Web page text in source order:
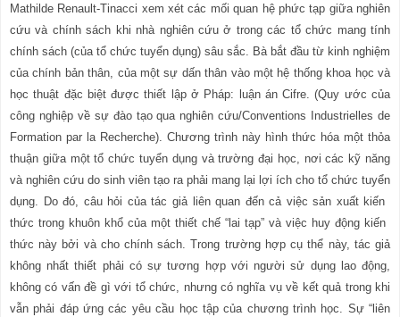
Mathilde Renault-Tinacci xem xét các mối quan hệ phức tạp giữa nghiên
cứu và chính sách khi nhà nghiên cứu ở trong các tổ chức mang tính
chính sách (của tổ chức tuyển dụng) sâu sắc. Bà bắt đầu từ kinh nghiệm
của chính bản thân, của một sự dấn thân vào một hệ thống khoa học và
học thuật đặc biệt được thiết lập ở Pháp: luận án Cifre. (Quy ước của
công nghiệp về sự đào tạo qua nghiên cứu/Conventions Industrielles de
Formation par la Recherche). Chương trình này hình thức hóa một thỏa
thuận giữa một tổ chức tuyển dụng và trường đại học, nơi các kỹ năng
và nghiên cứu do sinh viên tạo ra phải mang lại lợi ích cho tổ chức tuyển
dụng. Do đó, câu hỏi của tác giả liên quan đến cả việc sản xuất kiến
thức trong khuôn khổ của một thiết chế “lai tạp” và việc huy động kiến
thức này bởi và cho chính sách. Trong trường hợp cụ thể này, tác giả
không nhất thiết phải có sự tương hợp với người sử dụng lao động,
không có vấn đề gì với tổ chức, nhưng có nghĩa vụ về kết quả trong khi
vẫn phải đáp ứng các yêu cầu học tập của chương trình học. Sự “liên